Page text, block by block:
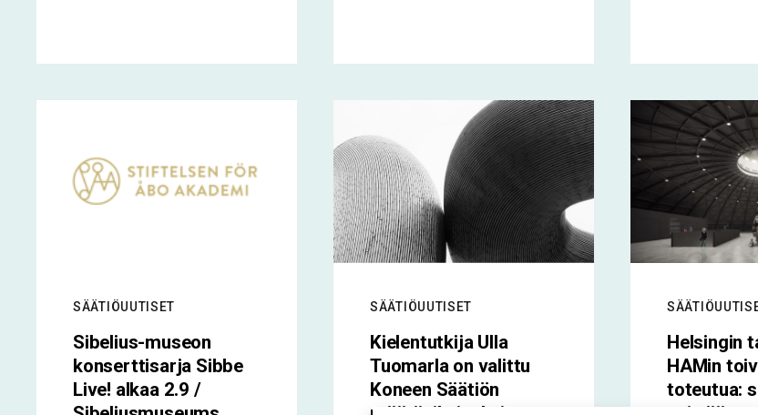
SÄÄTIÖUUTISET
Sibelius-museon
konserttisarja Sibbe
Live! alkaa 2.9 /
SÄÄTIÖUUTISET
Kielentutkija Ulla
Tuomarla on valittu
Koneen Säätiön
Helsingin
HAMin
toteutua: